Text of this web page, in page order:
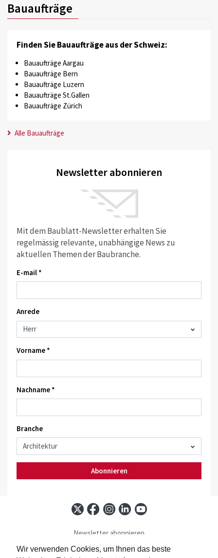
Wir verwenden Cookies, um Ihnen das beste
Bauaufträge
Finden Sie Bauaufträge aus der Schweiz:
Bauaufträge Aargau
Bauaufträge Bern
Bauaufträge Luzern
Bauaufträge St.Gallen
Bauaufträge Zürich
Alle Bauaufträge
Newsletter abonnieren
Mit dem Baublatt-Newsletter erhalten Sie
regelmässig relevante, unabhängige News zu
aktuellen Themen der Baubranche.
E-mail *
Anrede
Vorname *
Nachname *
Branche
Abonnieren
Newsletter abonnieren
Baublatt abonnieren